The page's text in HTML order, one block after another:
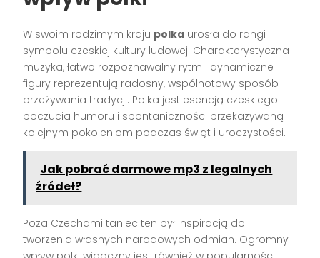
W swoim rodzimym kraju polka urosła do rangi
symbolu czeskiej kultury ludowej. Charakterystyczna
muzyka, łatwo rozpoznawalny rytm i dynamiczne
figury reprezentują radosny, wspólnotowy sposób
przeżywania tradycji. Polka jest esencją czeskiego
poczucia humoru i spontaniczności przekazywaną
kolejnym pokoleniom podczas świąt i uroczystości.
Jak pobrać darmowe mp3 z legalnych
źródeł?
Poza Czechami taniec ten był inspiracją do
tworzenia własnych narodowych odmian. Ogromny